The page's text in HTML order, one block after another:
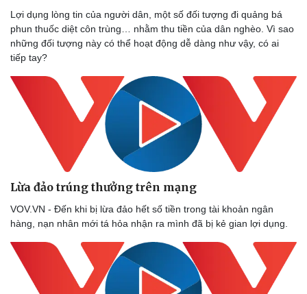
Lợi dụng lòng tin của người dân, một số đối tượng đi quảng bá
phun thuốc diệt côn trùng… nhằm thu tiền của dân nghèo. Vì sao
những đối tượng này có thể hoạt động dễ dàng như vậy, có ai
tiếp tay?
Lừa đảo trúng thưởng trên mạng
VOV.VN - Đến khi bị lừa đảo hết số tiền trong tài khoản ngân
hàng, nạn nhân mới tá hỏa nhận ra mình đã bị kẻ gian lợi dụng.